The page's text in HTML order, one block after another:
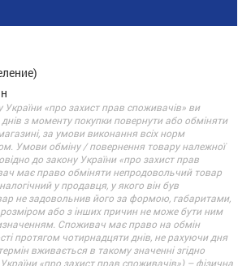
України «про захист прав споживачів» ви
з моменту покупки повернути або обміняти
за умови виконання всіх норм
Умови обміну / повернення товару належної
до закону України «про захист прав
має право обміняти непродовольчий товар
у продавця, у якого він був
не задовольнив його за формою, габаритами,
або з інших причин не може бути ним
Споживач має право на обмін
протягом чотирнадцяти днів, не рахуючи дня
вживається в такому значенні згідно
«про захист прав споживачів») – фізична